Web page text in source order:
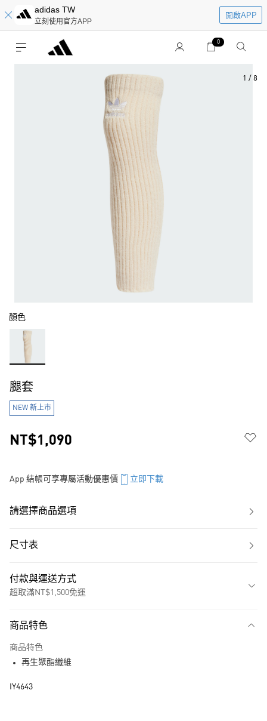
adidas TW
立刻使用官方APP
開啟APP
0
1 / 8
顏色
腿套
NEW 新上市
NT$1,090
App 結帳可享專屬活動優惠價 立即下載
請選擇商品選項
尺寸表
付款與運送方式
超取滿NT$1,500免運
商品特色
商品特色
再生聚酯纖維
IY4643